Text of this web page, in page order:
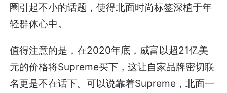
圈引起不小的话题，使得北面时尚标签深植于年
轻群体心中。
值得注意的是，在2020年底，威富以超21亿美
元的价格将Supreme买下，这让自家品牌密切联
名更是不在话下。可以说靠着Supreme，北面一